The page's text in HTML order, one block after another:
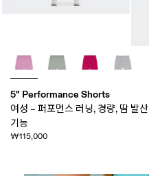
5" Performance Shorts
여성 – 퍼포먼스 러닝, 경량, 땀 발산
기능
₩115,000